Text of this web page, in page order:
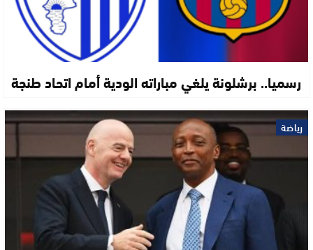
رسميا.. برشلونة يلغي مباراته الودية أمام اتحاد طنجة
رياضة